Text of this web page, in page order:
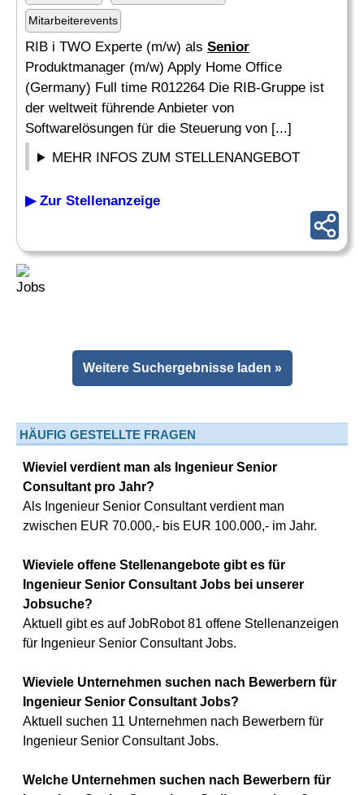
Mitarbeiterevents
RIB i TWO Experte (m/w) als Senior
Produktmanager (m/w) Apply Home Office
(Germany) Full time R012264 Die RIB-Gruppe ist
der weltweit führende Anbieter von
Softwarelösungen für die Steuerung von [...]
MEHR INFOS ZUM STELLENANGEBOT
▶ Zur Stellenanzeige
Weitere Suchergebnisse laden »
HÄUFIG GESTELLTE FRAGEN
Wieviel verdient man als Ingenieur Senior
Consultant pro Jahr?
Als Ingenieur Senior Consultant verdient man
zwischen EUR 70.000,- bis EUR 100.000,- im Jahr.
Wieviele offene Stellenangebote gibt es für
Ingenieur Senior Consultant Jobs bei unserer
Jobsuche?
Aktuell gibt es auf JobRobot 81 offene Stellenanzeigen
für Ingenieur Senior Consultant Jobs.
Wieviele Unternehmen suchen nach Bewerbern für
Ingenieur Senior Consultant Jobs?
Aktuell suchen 11 Unternehmen nach Bewerbern für
Ingenieur Senior Consultant Jobs.
Welche Unternehmen suchen nach Bewerbern für